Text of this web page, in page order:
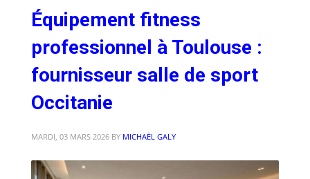
Équipement fitness
professionnel à Toulouse :
fournisseur salle de sport
Occitanie
MARDI, 03 MARS 2026 BY MICHAËL GALY